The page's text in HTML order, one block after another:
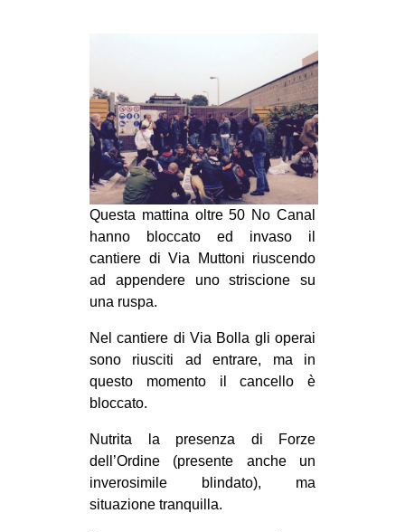
SPORT POPOLARE
MOVIMENTI
AMBIENTE
ANTIFASCISMO
DIRITTO ALL’ABITARE
GENERI
REPRESSIONE
STUDENTI
CINEMA
MANIFESTI
Questa mattina oltre 50 No Canal
hanno bloccato ed invaso il
cantiere di Via Muttoni riuscendo
ad appendere uno striscione su
una ruspa.
Nel cantiere di Via Bolla gli operai
sono riusciti ad entrare, ma in
questo momento il cancello è
bloccato.
Nutrita la presenza di Forze
dell’Ordine (presente anche un
inverosimile blindato), ma
situazione tranquilla.